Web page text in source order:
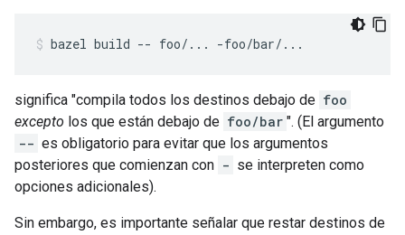
bazel build -- foo/... -foo/bar/...
significa "compila todos los destinos debajo de foo
excepto los que están debajo de foo/bar ". (El argumento
-- es obligatorio para evitar que los argumentos
posteriores que comienzan con - se interpreten como
opciones adicionales).
Sin embargo, es importante señalar que restar destinos de